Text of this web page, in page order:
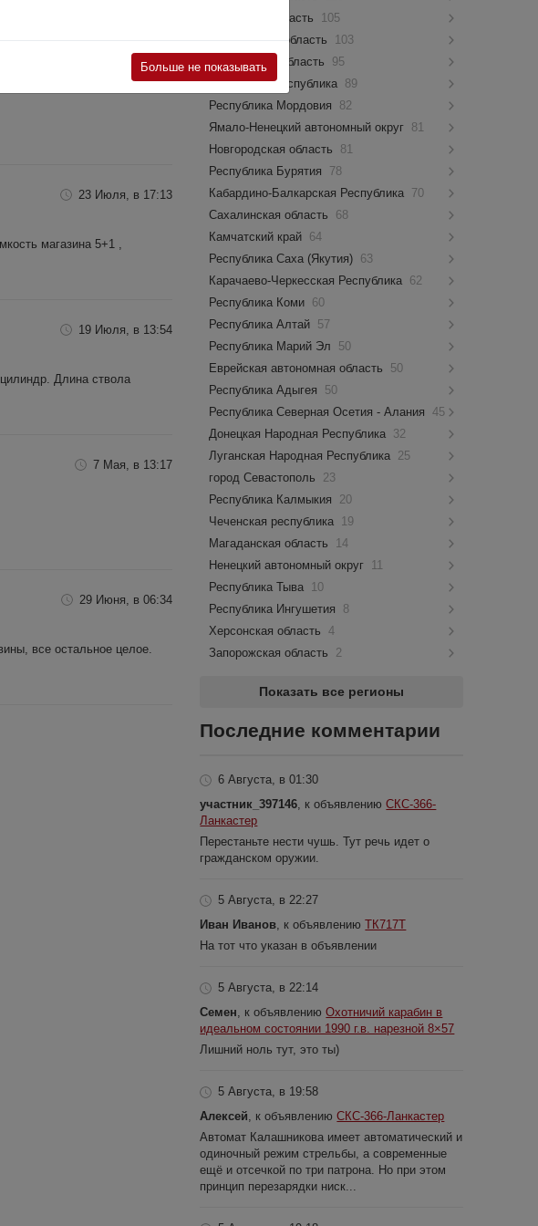
22 Июля, в 07:27
23 Июля, в 17:13
магазина 5+1 ,
19 Июля, в 13:54
Длина ствола
7 Мая, в 13:17
29 Июня, в 06:34
все остальное целое.
Больше не показывать
Псковская область
105
Костромская область
103
Мурманская область
95
Чувашская Республика 89
Республика Мордовия
82
Ямало-Ненецкий автономный округ 81
Новгородская область
81
Республика Бурятия
78
Кабардино-Балкарская Республика 70
Сахалинская область
68
Камчатский край 64
Республика Саха (Якутия) 63
Карачаево-Черкесская Республика 62
Республика Коми 60
Республика Алтай 57
Республика Марий Эл
50
Еврейская автономная область
50
Республика Адыгея
50
Республика Северная Осетия - Алания
45
Донецкая Народная Республика 32
Луганская Народная Республика 25
город Севастополь
23
Республика Калмыкия
20
Чеченская республика 19
Магаданская область
14
Ненецкий автономный округ 11
Республика Тыва 10
Республика Ингушетия
8
Херсонская область
4
Запорожская область
2
Показать все регионы
Последние комментарии
6 Августа, в 01:30
участник_397146 , к объявлениюСКС-366-
Ланкастер
Перестаньте нести чушь. Тут речь идет о
гражданском оружии.
5 Августа, в 22:27
Иван Иванов , к объявлениюТК717Т
На тот что указан в объявлении
5 Августа, в 22:14
Семен , к объявлениюОхотничий карабин в
идеальном состоянии 1990 г.в. нарезной 8×57
Лишний ноль тут, это ты)
5 Августа, в 19:58
Алексей , к объявлениюСКС-366-Ланкастер
Автомат Калашникова имеет автоматический и
одиночный режим стрельбы, а современные
ещё и отсечкой по три патрона. Но при этом
принцип перезарядки ниск...